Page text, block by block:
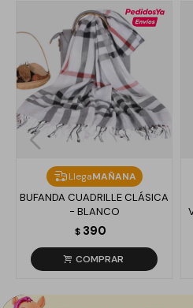
LlegaMAÑANA
BUFANDA CUADRILLE CLÁSICA
- BLANCO
$ 390